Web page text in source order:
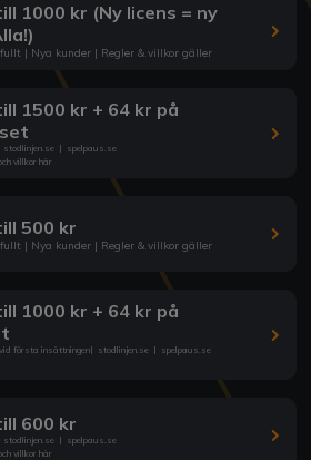
1000 kr (Ny licens = ny
| Nya kunder | Regler & villkor gäller
1500 kr + 64 kr på
stodlinjen.se | spelpaus.se
villkor här
500 kr
| Nya kunder | Regler & villkor gäller
1000 kr + 64 kr på
första insättningen| stodlinjen.se | spelpaus.se
600 kr
stodlinjen.se | spelpaus.se
villkor här